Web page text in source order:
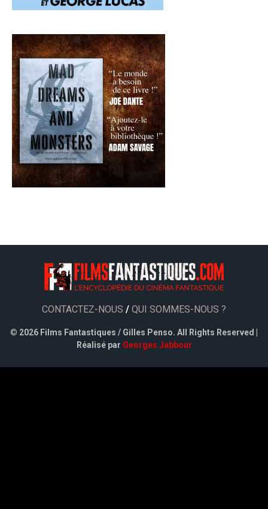
CONTACTEZ-NOUS / QUI SOMMES-NOUS ?
© 2026 Films Fantastiques / Gilles Penso. All Rights Reserved |
Réalisé par Georges Jabbour